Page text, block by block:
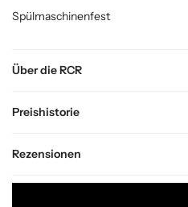
Über die RCR
Preishistorie
Rezensionen
Spülmaschinenfest